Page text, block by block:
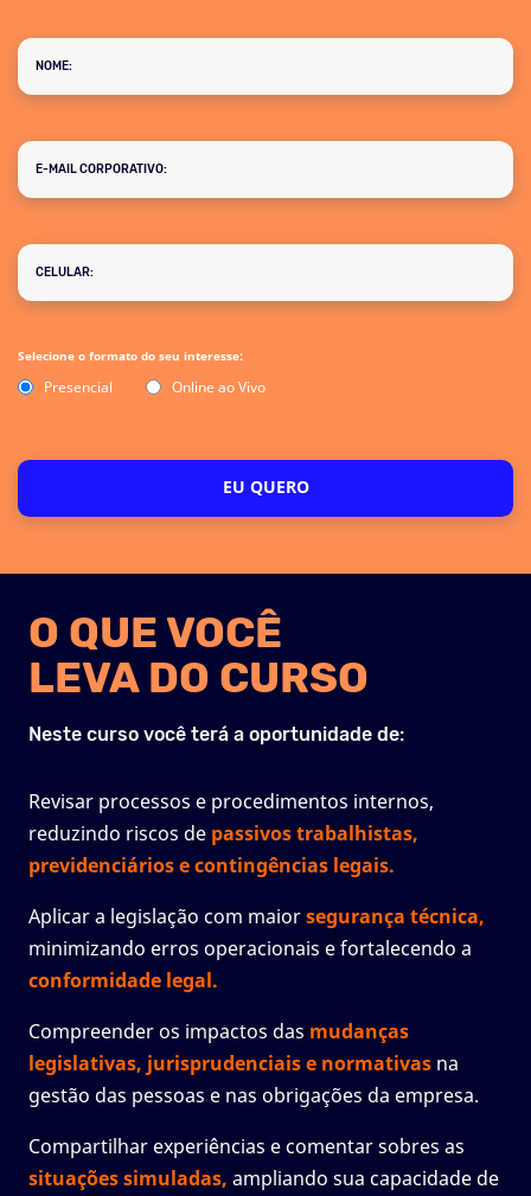
Selecione o formato do seu interesse:
Presencial Online ao Vivo
EU QUERO
O QUE VOCÊ
LEVA DO CURSO
Neste curso você terá a oportunidade de:
Revisar processos e procedimentos internos,
reduzindo riscos de passivos trabalhistas,
previdenciários e contingências legais.
Aplicar a legislação com maiorsegurança técnica,
minimizando erros operacionais e fortalecendo a
conformidade legal.
Compreender os impactos das mudanças
legislativas, jurisprudenciais e normativas na
gestão das pessoas e nas obrigações da empresa.
Compartilhar experiências e comentar sobres as
situações simuladas, ampliando sua capacidade de